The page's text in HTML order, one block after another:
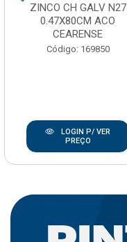
ZINCO CH GALV N27
0.47X80CM ACO
CEARENSE
Código: 169850
LOGIN P/ VER
PREÇO